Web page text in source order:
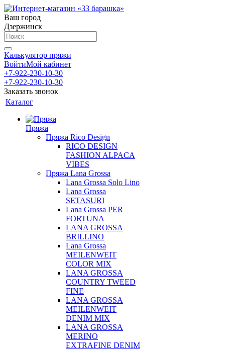
Ваш город
Дзержинск
Калькулятор пряжи
ВойтиМой кабинет
+7-922-230-10-30
+7-922-230-10-30
Заказать звонок
Каталог
Пряжа
Пряжа Rico Design
RICO DESIGN
FASHION ALPACA
VIBES
Пряжа Lana Grossa
Lana Grossa Solo Lino
Lana Grossa
SETASURI
Lana Grossa PER
FORTUNA
LANA GROSSA
BRILLINO
Lana Grossa
MEILENWEIT
COLOR MIX
LANA GROSSA
COUNTRY TWEED
FINE
LANA GROSSA
MEILENWEIT
DENIM MIX
LANA GROSSA
MERINO
EXTRAFINE DENIM